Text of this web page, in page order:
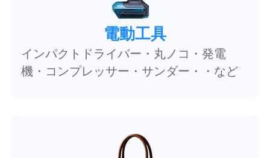
電動工具
インパクトドライバー・丸ノコ・発電
機・コンプレッサー・サンダー・・など